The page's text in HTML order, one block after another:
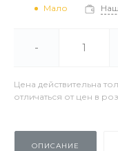
Мало
-
Цена действительна
отличаться от цен в
ОПИСАНИЕ